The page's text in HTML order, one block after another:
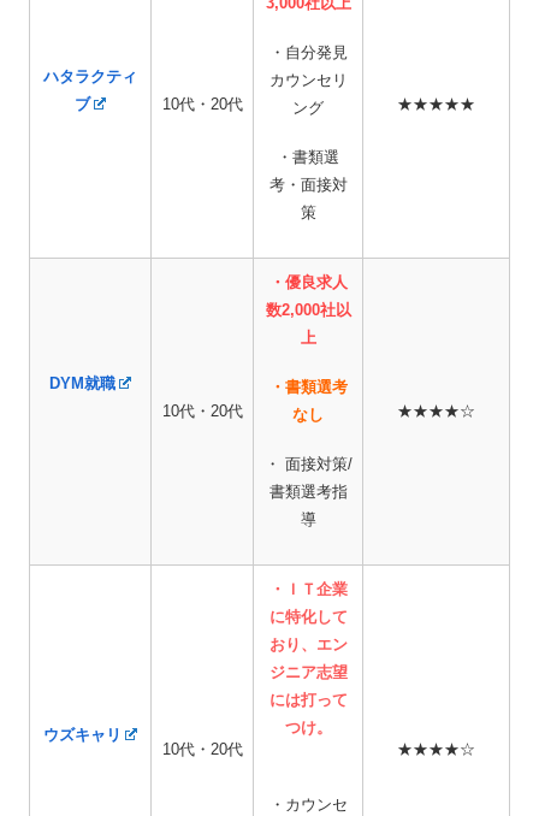
ハタラクティ
ブ
10代・20代
・自分発見
カウンセリ
ング
・書類選
考・面接対
策
★★★★★
DYM就職
10代・20代
・優良求人
数2,000社以
上
・書類選考
なし
・ 面接対策/
書類選考指
導
★★★★☆
ウズキャリ
10代・20代
・ＩＴ企業
に特化して
おり、エン
ジニア志望
には打って
つけ。
・カウンセ
★★★★☆